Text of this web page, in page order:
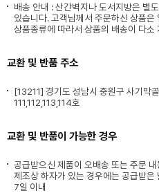
배송 안내 : 산간벽지나 도서지방은 별
있습니다. 고객님께서 주문하신 상품은
상품종류에 따라서 상품의 배송이 다소
교환 및 반품 주소
[13211] 경기도 성남시 중원구 사기막
111,112,113,114호
교환 및 반품이 가능한 경우
공급받으신 제품이 오배송 또는 주문
제조상 하자가 있는 경우에는 공급받
7일 이내